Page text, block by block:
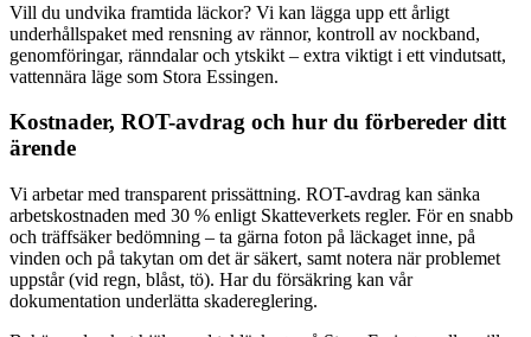
Vill du undvika framtida läckor? Vi kan lägga upp ett årligt
underhållspaket med rensning av rännor, kontroll av nockband,
genomföringar, ränndalar och ytskikt – extra viktigt i ett vindutsatt,
vattennära läge som Stora Essingen.
Kostnader, ROT-avdrag och hur du förbereder ditt
ärende
Vi arbetar med transparent prissättning. ROT-avdrag kan sänka
arbetskostnaden med 30 % enligt Skatteverkets regler. För en snabb
och träffsäker bedömning – ta gärna foton på läckaget inne, på
vinden och på takytan om det är säkert, samt notera när problemet
uppstår (vid regn, blåst, tö). Har du försäkring kan vår
dokumentation underlätta skadereglering.